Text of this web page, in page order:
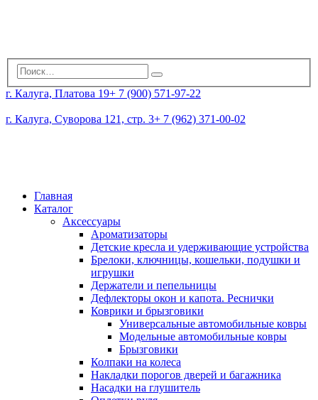
г. Калуга, Платова 19+ 7 (900) 571-97-22
г. Калуга, Суворова 121, стр. 3+ 7 (962) 371-00-02
Главная
Каталог
Аксессуары
Ароматизаторы
Детские кресла и удерживающие устройства
Брелоки, ключницы, кошельки, подушки и
игрушки
Держатели и пепельницы
Дефлекторы окон и капота. Реснички
Коврики и брызговики
Универсальные автомобильные ковры
Модельные автомобильные ковры
Брызговики
Колпаки на колеса
Накладки порогов дверей и багажника
Насадки на глушитель